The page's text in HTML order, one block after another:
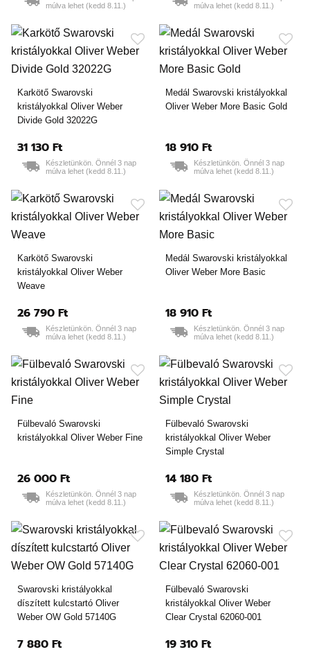
múlva lehet (kedd 8.11.)
múlva lehet (kedd 8.11.)
Karkötő Swarovski
kristályokkal Oliver Weber
Divide Gold 32022G
31 130 Ft
Készletünkön. Önnél 3 nap
múlva lehet (kedd 8.11.)
Medál Swarovski kristályokkal
Oliver Weber More Basic Gold
18 910 Ft
Készletünkön. Önnél 3 nap
múlva lehet (kedd 8.11.)
Karkötő Swarovski
kristályokkal Oliver Weber
Weave
26 790 Ft
Készletünkön. Önnél 3 nap
múlva lehet (kedd 8.11.)
Medál Swarovski kristályokkal
Oliver Weber More Basic
18 910 Ft
Készletünkön. Önnél 3 nap
múlva lehet (kedd 8.11.)
Fülbevaló Swarovski
kristályokkal Oliver Weber Fine
26 000 Ft
Készletünkön. Önnél 3 nap
múlva lehet (kedd 8.11.)
Fülbevaló Swarovski
kristályokkal Oliver Weber
Simple Crystal
14 180 Ft
Készletünkön. Önnél 3 nap
múlva lehet (kedd 8.11.)
Swarovski kristályokkal
díszített kulcstartó Oliver
Weber OW Gold 57140G
7 880 Ft
Fülbevaló Swarovski
kristályokkal Oliver Weber
Clear Crystal 62060-001
19 310 Ft